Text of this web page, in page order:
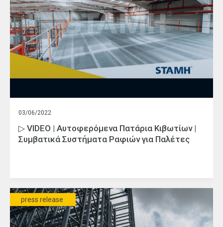
03/06/2022
▷ VIDEO | Αυτοφερόμενα Πατάρια Κιβωτίων |
Συμβατικά Συστήματα Ραφιών για Παλέτες
press release